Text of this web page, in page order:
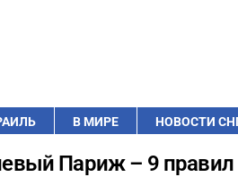
В МИРЕ НОВОСТИ
Париж – 9